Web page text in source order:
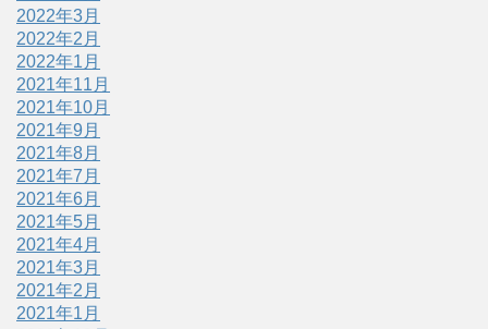
2022年3月
2022年2月
2022年1月
2021年11月
2021年10月
2021年9月
2021年8月
2021年7月
2021年6月
2021年5月
2021年4月
2021年3月
2021年2月
2021年1月